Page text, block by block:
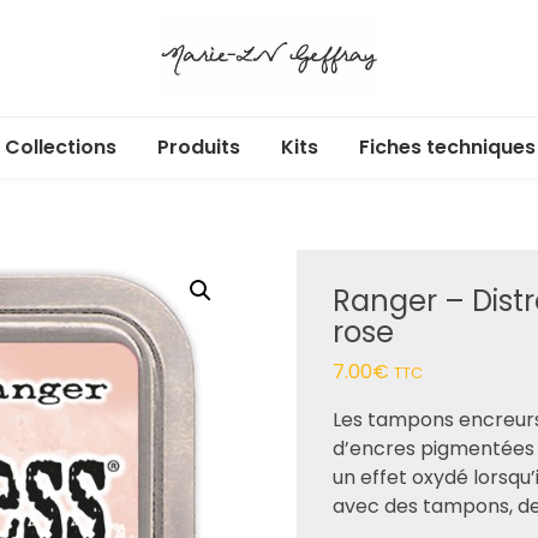
Collections
Douces heures
Au jardin
Dans ma bulle
365 jours
Produits
Badges
Box
Calendrier de l’Avent
Dies
Etiquettes à découper
Kits Fiches techniques
Ranger –
rose
7.00€ TTC
Les tampons
d’encres
un effet oxydé
avec des tampons,